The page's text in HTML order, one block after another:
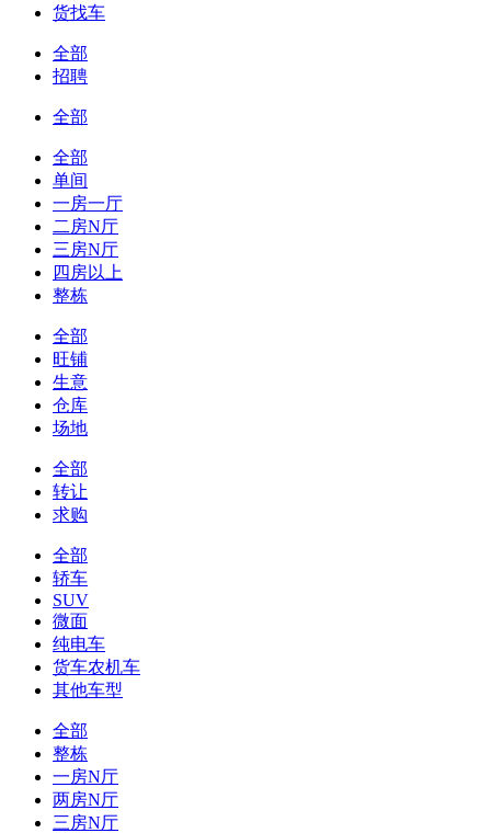
货找车
全部
招聘
全部
全部
单间
一房一厅
二房N厅
三房N厅
四房以上
整栋
全部
旺铺
生意
仓库
场地
全部
转让
求购
全部
轿车
SUV
微面
纯电车
货车农机车
其他车型
全部
整栋
一房N厅
两房N厅
三房N厅